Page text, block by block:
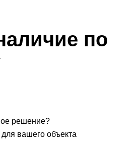
по
решение?
для вашего объекта